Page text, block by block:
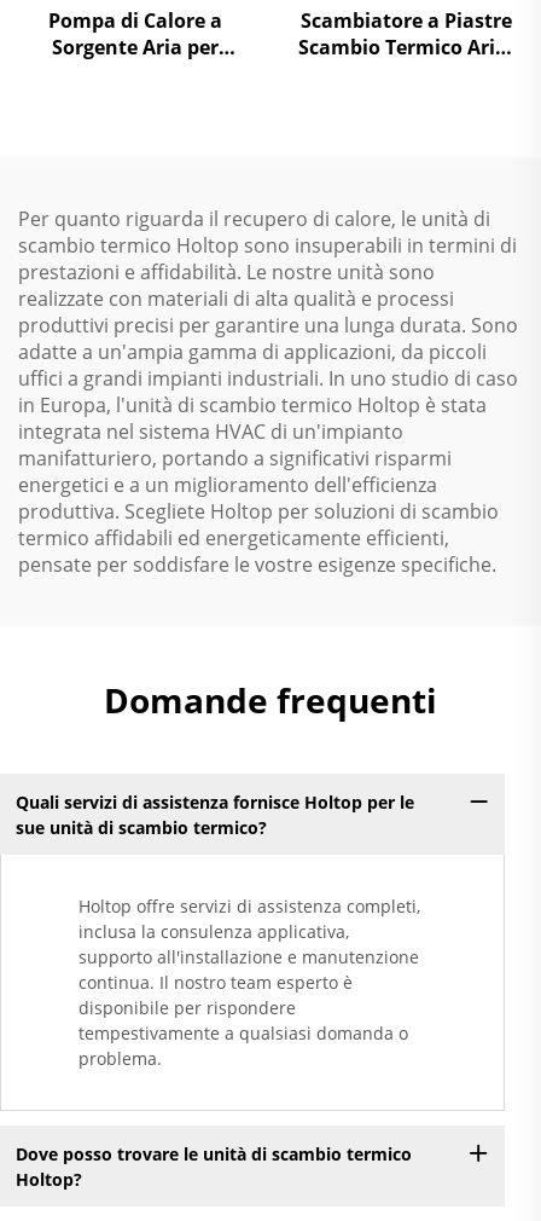
Pompa di Calore a
Sorgente Aria per
Scambiatore a Piastre
Scambio Termico Aria-
Per quanto riguarda il recupero di calore, le unità di
scambio termico Holtop sono insuperabili in termini di
prestazioni e affidabilità. Le nostre unità sono
realizzate con materiali di alta qualità e processi
produttivi precisi per garantire una lunga durata. Sono
adatte a un'ampia gamma di applicazioni, da piccoli
uffici a grandi impianti industriali. In uno studio di caso
in Europa, l'unità di scambio termico Holtop è stata
integrata nel sistema HVAC di un'impianto
manifatturiero, portando a significativi risparmi
energetici e a un miglioramento dell'efficienza
produttiva. Scegliete Holtop per soluzioni di scambio
termico affidabili ed energeticamente efficienti,
pensate per soddisfare le vostre esigenze specifiche.
Domande frequenti
Quali servizi di assistenza fornisce Holtop per le
sue unità di scambio termico?
Holtop offre servizi di assistenza completi,
inclusa la consulenza applicativa,
supporto all'installazione e manutenzione
continua. Il nostro team esperto è
disponibile per rispondere
tempestivamente a qualsiasi domanda o
problema.
Dove posso trovare le unità di scambio termico
Holtop?